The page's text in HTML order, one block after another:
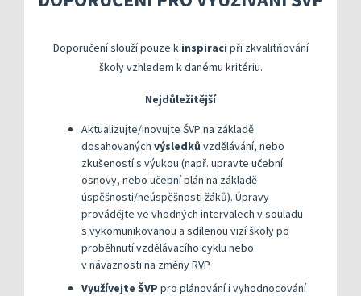
Aktivní škola – podpora
KOMPAS s mentorskou podporou: Cílená
Příklady
Doporučení slouží pouze k inspiraci při zkvalitňování
školy vzhledem k danému kritériu.
Nejdůležitější
Aktualizujte/inovujte ŠVP na základě
dosahovaných výsledků vzdělávání, nebo
zkušeností s výukou (např. upravte učební
osnovy, nebo učební plán na základě
úspěšnosti/neúspěšnosti žáků). Úpravy
provádějte ve vhodných intervalech v souladu
s vykomunikovanou a sdílenou vizí školy po
proběhnutí vzdělávacího cyklu nebo
v návaznosti na změny RVP.
Využívejte ŠVP pro plánování i vyhodnocování